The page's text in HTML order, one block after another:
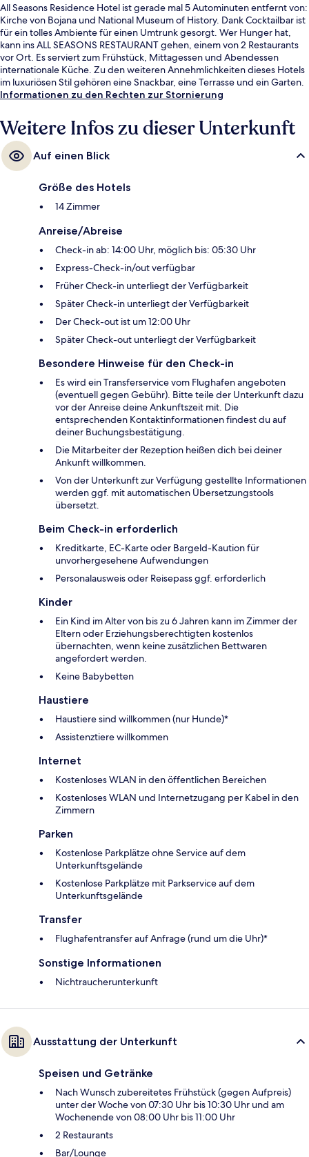
All Seasons Residence Hotel ist gerade mal 5 Autominuten entfernt von:
Kirche von Bojana und National Museum of History. Dank Cocktailbar ist
für ein tolles Ambiente für einen Umtrunk gesorgt. Wer Hunger hat,
kann ins ALL SEASONS RESTAURANT gehen, einem von 2 Restaurants
vor Ort. Es serviert zum Frühstück, Mittagessen und Abendessen
internationale Küche. Zu den weiteren Annehmlichkeiten dieses Hotels
im luxuriösen Stil gehören eine Snackbar, eine Terrasse und ein Garten.
Informationen zu den Rechten zur Stornierung
Weitere Infos zu dieser Unterkunft
Auf einen Blick
Größe des Hotels
14 Zimmer
Anreise/Abreise
Check-in ab: 14:00 Uhr, möglich bis: 05:30 Uhr
Express-Check-in/out verfügbar
Früher Check-in unterliegt der Verfügbarkeit
Später Check-in unterliegt der Verfügbarkeit
Der Check-out ist um 12:00 Uhr
Später Check-out unterliegt der Verfügbarkeit
Besondere Hinweise für den Check-in
Es wird ein Transferservice vom Flughafen angeboten
(eventuell gegen Gebühr). Bitte teile der Unterkunft dazu
vor der Anreise deine Ankunftszeit mit. Die
entsprechenden Kontaktinformationen findest du auf
deiner Buchungsbestätigung.
Die Mitarbeiter der Rezeption heißen dich bei deiner
Ankunft willkommen.
Von der Unterkunft zur Verfügung gestellte Informationen
werden ggf. mit automatischen Übersetzungstools
übersetzt.
Beim Check-in erforderlich
Kreditkarte, EC-Karte oder Bargeld-Kaution für
unvorhergesehene Aufwendungen
Personalausweis oder Reisepass ggf. erforderlich
Kinder
Ein Kind im Alter von bis zu 6 Jahren kann im Zimmer der
Eltern oder Erziehungsberechtigten kostenlos
übernachten, wenn keine zusätzlichen Bettwaren
angefordert werden.
Keine Babybetten
Haustiere
Haustiere sind willkommen (nur Hunde)*
Assistenztiere willkommen
Internet
Kostenloses WLAN in den öffentlichen Bereichen
Kostenloses WLAN und Internetzugang per Kabel in den
Zimmern
Parken
Kostenlose Parkplätze ohne Service auf dem
Unterkunftsgelände
Kostenlose Parkplätze mit Parkservice auf dem
Unterkunftsgelände
Transfer
Flughafentransfer auf Anfrage (rund um die Uhr)*
Sonstige Informationen
Nichtraucherunterkunft
Ausstattung der Unterkunft
Speisen und Getränke
Nach Wunsch zubereitetes Frühstück (gegen Aufpreis)
unter der Woche von 07:30 Uhr bis 10:30 Uhr und am
Wochenende von 08:00 Uhr bis 11:00 Uhr
2 Restaurants
Bar/Lounge